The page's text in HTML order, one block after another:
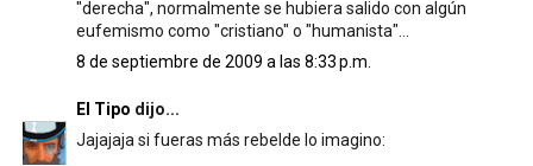
"derecha", normalmente se hubiera salido con algún
eufemismo como "cristiano" o "humanista"...
8 de septiembre de 2009 a las 8:33 p.m.
El Tipo dijo...
Jajajaja si fueras más rebelde lo imagino: